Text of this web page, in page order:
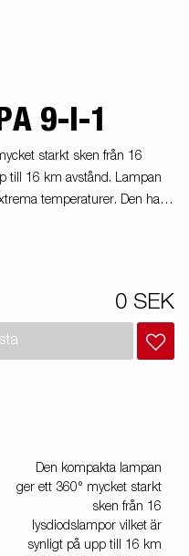
9-I-1
starkt sken från 16
km avstånd. Lampan
temperaturer. Den har
kod godkänd).
0 SEK
Den kompakta lampan
ger ett 360° mycket starkt
sken från 16
lysdiodslampor vilket är
synligt på upp till 16 km